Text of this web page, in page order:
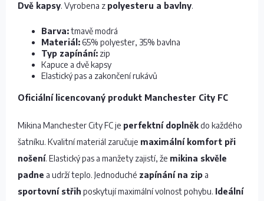
Dvě kapsy. Vyrobena z polyesteru a bavlny.
Barva:tmavě modrá
Materiál:65% polyester, 35% bavlna
Typ zapínání: zip
Kapuce a dvě kapsy
Elastický pas a zakončení rukávů
Oficiální licencovaný produkt Manchester City FC
Mikina Manchester City FC je perfektní doplněkdo každého
šatníku. Kvalitní materiál zaručuje maximální komfort při
nošení. Elastický pas a manžety zajistí, že mikina skvěle
padne a udrží teplo. Jednoduché zapínání na zip a
sportovní střih poskytují maximální volnost pohybu. Ideální